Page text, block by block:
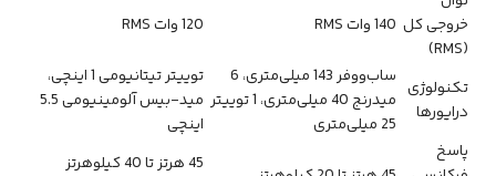
خروجی کل
(RMS)
140 وات RMS 120 وات RMS
تکنولوژی
درایورها
ساب‌ووفر 143 میلی‌متری، 6
میدرنج 40 میلی‌متری، 1 توییتر
25 میلی‌متری
توییتر تیتانیومی 1 اینچی،
مید-بیس آلومینیومی 5.5
اینچی
پاسخ
45 هرتز تا 40 کیلوهرتز